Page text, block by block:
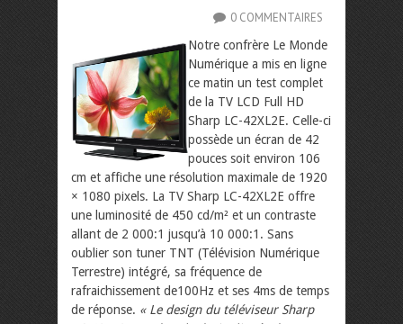
0 COMMENTAIRES
Notre confrère Le Monde
Numérique a mis en ligne
ce matin un test complet
de la TV LCD Full HD
Sharp LC-42XL2E. Celle-ci
possède un écran de 42
pouces soit environ 106
cm et affiche une résolution maximale de 1920
× 1080 pixels. La TV Sharp LC-42XL2E offre
une luminosité de 450 cd/m² et un contraste
allant de 2 000:1 jusqu’à 10 000:1. Sans
oublier son tuner TNT (Télévision Numérique
Terrestre) intégré, sa fréquence de
rafraichissement de100Hz et ses 4ms de temps
de réponse. « Le design du téléviseur Sharp